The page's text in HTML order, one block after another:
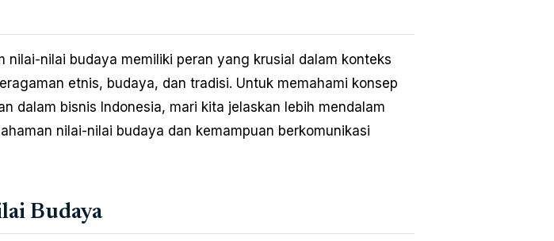
nilai-nilai budaya memiliki peran yang krusial dalam konteks
etnis, budaya, dan tradisi. Untuk memahami konsep
dalam bisnis Indonesia, mari kita jelaskan lebih mendalam
nilai-nilai budaya dan kemampuan berkomunikasi
Budaya